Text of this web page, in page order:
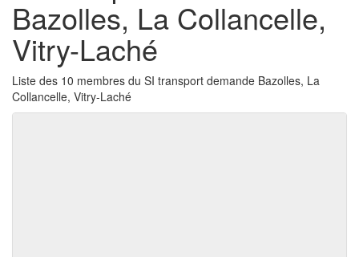
Bazolles, La Collancelle,
Vitry-Laché
Liste des 10 membres du SI transport demande Bazolles, La
Collancelle, Vitry-Laché